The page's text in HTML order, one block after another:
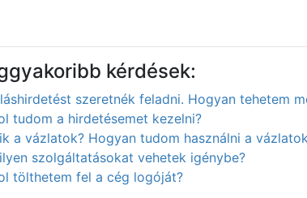
kérdések:
szeretnék feladni. Hogyan tehetem
tudom a hirdetésemet kezelni?
a vázlatok? Hogyan tudom használni a
szolgáltatásokat vehetek igénybe?
tölthetem fel a cég logóját?